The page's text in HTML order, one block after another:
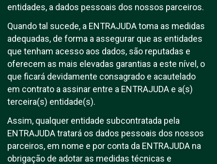
entidades, a dados pessoais dos nossos parceiros.
Quando tal sucede, a ENTRAJUDA toma as medidas
adequadas, de forma a assegurar que as entidades
que tenham acesso aos dados, são reputadas e
oferecem as mais elevadas garantias a este nível, o
que ficará devidamente consagrado e acautelado
em contrato a assinar entre a ENTRAJUDA e a(s)
terceira(s) entidade(s).
Assim, qualquer entidade subcontratada pela
ENTRAJUDA tratará os dados pessoais dos nossos
parceiros, em nome e por conta da ENTRAJUDA na
obrigação de adotar as medidas técnicas e